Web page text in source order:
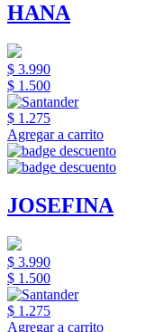
HANA
$ 3.990
$ 1.500
$ 1.275
Agregar a carrito
JOSEFINA
$ 3.990
$ 1.500
$ 1.275
Agregar a carrito